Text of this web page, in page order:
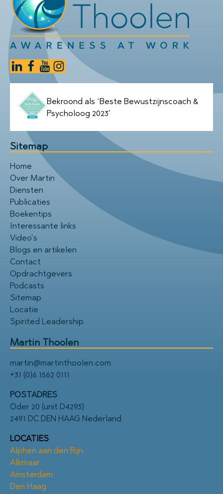
Bekroond als ‘Beste Bewustzijnscoach &
Psycholoog 2023’
Sitemap
Home
Over Martin
Diensten
Publicaties
Boekentips
Interessante links
Video’s
Blogs en artikelen
Contact
Opdrachtgevers
Podcasts
Sitemap
Locatie
Spirited Leadership
Martin Thoolen
martin@martinthoolen.com
+31 (0)6 1562 0111
POSTADRES
Oder 20 (unit D4293)
2491 DC DEN HAAG Nederland
LOCATIES
Alphen aan den Rijn
Alkmaar
Amsterdam
Den Haag